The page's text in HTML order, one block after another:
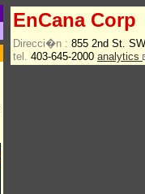
EnCana Corp
Direcci�n : 855 2nd St.
tel. 403-645-2000 analytics